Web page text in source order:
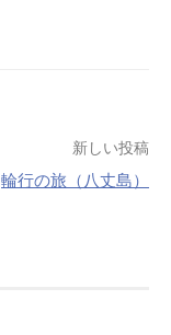
新しい投稿
輪行の旅（八丈島）